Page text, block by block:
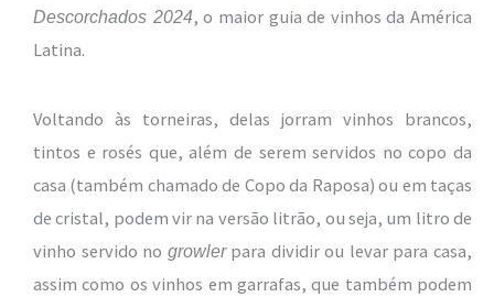
Descorchados 2024, o maior guia de vinhos da América
Latina.
Voltando às torneiras, delas jorram vinhos brancos,
tintos e rosés que, além de serem servidos no copo da
casa (também chamado de Copo da Raposa) ou em taças
de cristal, podem vir na versão litrão, ou seja, um litro de
vinho servido no growlerpara dividir ou levar para casa,
assim como os vinhos em garrafas, que também podem